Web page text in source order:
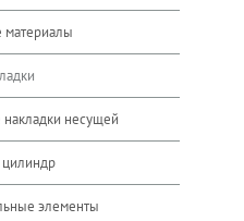
несущей
элементы